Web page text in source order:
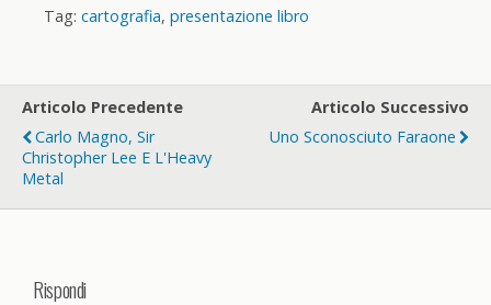
Tag: cartografia, presentazione libro
Articolo Precedente
Carlo Magno, Sir
Christopher Lee E L'Heavy
Metal
Articolo Successivo
Uno Sconosciuto Faraone
Rispondi